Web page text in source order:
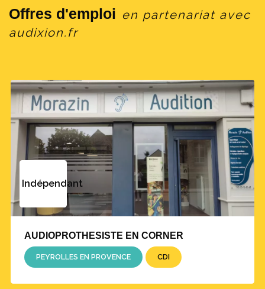
Offres d'emploi en partenariat avec
audixion.fr
Indépendant
AUDIOPROTHESISTE EN CORNER
PEYROLLES EN PROVENCE CDI